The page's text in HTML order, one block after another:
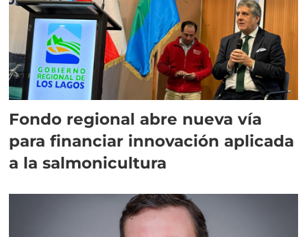
Fondo regional abre nueva vía
para financiar innovación aplicada
a la salmonicultura